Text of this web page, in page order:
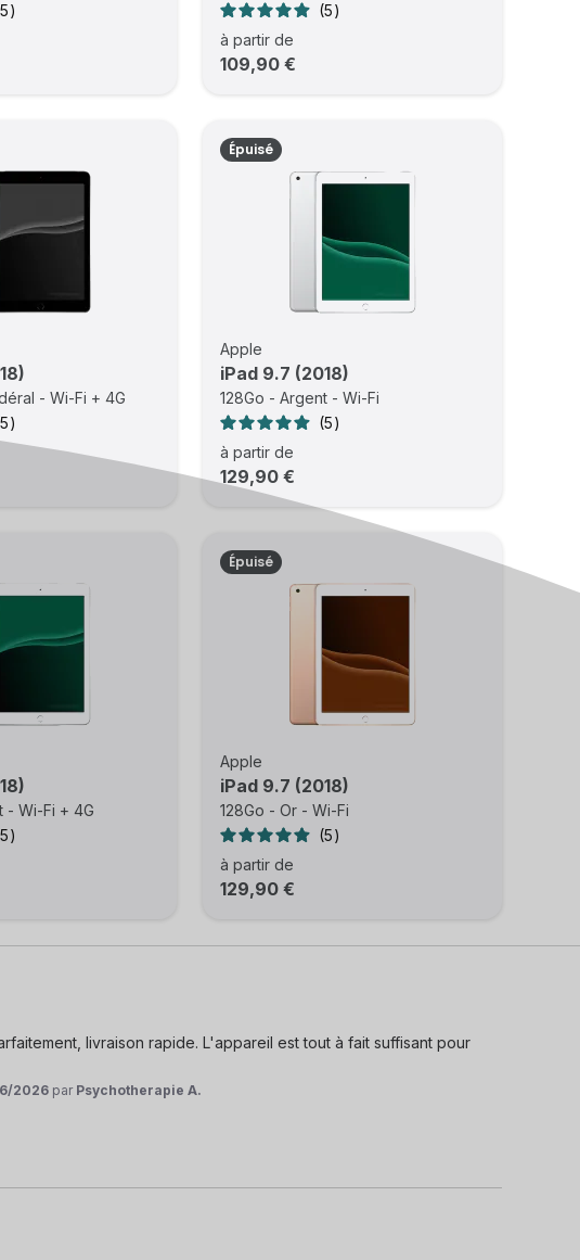
5
5
à partir de
109,90 €
- Wi-Fi + 4G
5
Épuisé
Apple
iPad 9.7 (2018)
128Go - Argent - Wi-Fi
5
à partir de
129,90 €
- Wi-Fi + 4G
5
Épuisé
Apple
iPad 9.7 (2018)
128Go - Or - Wi-Fi
5
à partir de
129,90 €
livraison rapide. L'appareil est tout à fait suffisant pour
2026 par Psychotherapie A.